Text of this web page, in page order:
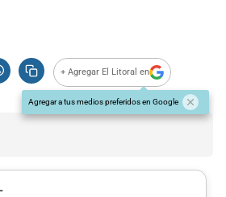
+ Agregar El Litoral en
Agregar a tus medios preferidos en Google